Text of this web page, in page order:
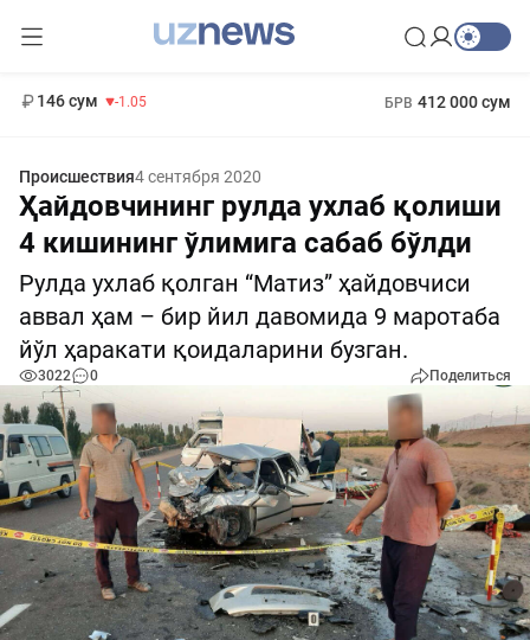
146 сум -1.05 БРВ 412 000 сум
Происшествия4 сентября 2020
Ҳайдовчининг рулда ухлаб қолиши
4 кишининг ўлимига сабаб бўлди
Рулда ухлаб қолган “Матиз” ҳайдовчиси
аввал ҳам – бир йил давомида 9 маротаба
йўл ҳаракати қоидаларини бузган.
3022 0 Поделиться